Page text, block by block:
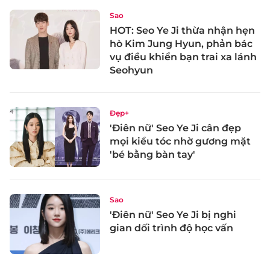
Sao
HOT: Seo Ye Ji thừa nhận hẹn
hò Kim Jung Hyun, phản bác
vụ điều khiển bạn trai xa lánh
Seohyun
Đẹp+
'Điên nữ' Seo Ye Ji cân đẹp
mọi kiểu tóc nhờ gương mặt
'bé bằng bàn tay'
Sao
'Điên nữ' Seo Ye Ji bị nghi
gian dối trình độ học vấn